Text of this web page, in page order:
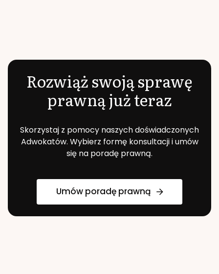
Rozwiąż swoją sprawę
prawną już teraz
Skorzystaj z pomocy naszych doświadczonych
Adwokatów. Wybierz formę konsultacji i umów
się na poradę prawną.
Umów poradę prawną